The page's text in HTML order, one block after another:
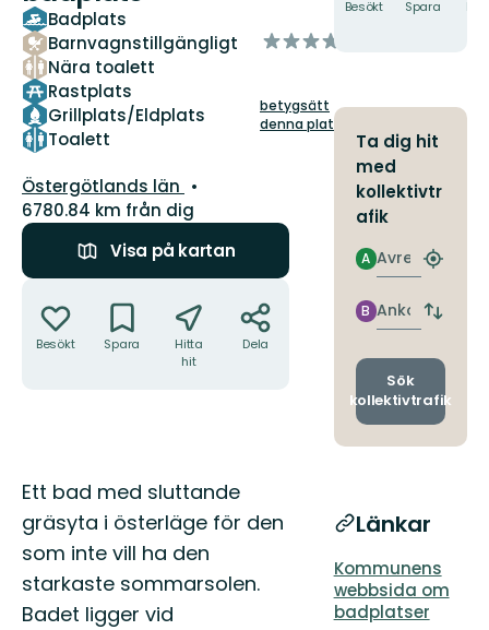
Badplats
Barnvagnstillgängligt
Nära toalett
Rastplats
Grillplats/Eldplats
Toalett
av
betygsätt
denna plats!
Län:
Östergötlands län
6780.84 km från dig
Visa på kartan
Besökt Spara
Hitta
hit
Dela
Beskrivning
Ett bad med sluttande
gräsyta i österläge för den
som inte vill ha den
starkaste sommarsolen.
Badet ligger vid
Besökt Spara
Ta dig hit
med
kollektivtr
afik
Avresa
A
Hitta
Ankomst
B
Byt
och
Sök
kollektivtrafik
Länkar
Kommunens
webbsida om
badplatser